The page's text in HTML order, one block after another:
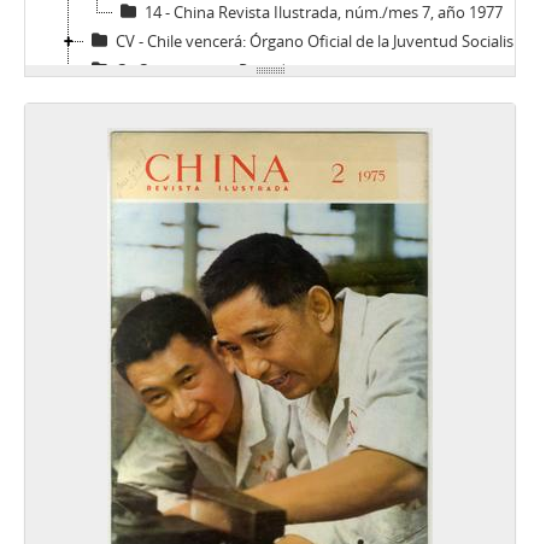
14 - China Revista Ilustrada, núm./mes 7, año 1977
CV - Chile vencerá: Órgano Oficial de la Juventud Socialista de Chile
C - Contrapunto. Periodismo universitario
CEP - Cuadernos de Educación Popular
CU - Cuncuna
D - Desfile
DyT - Diálogo y Transición
Di - Dinacos
E - Ercilla
ER - El Rebelde del MIR
EV - Eva
H - Hoy (Magazine)
LG - La Gironda
LPa - La Patria
LP - La Prensa
M - Margarita
M - Mayoría
MJ - Mensaje
NCh - Nosotros Los Chilenos